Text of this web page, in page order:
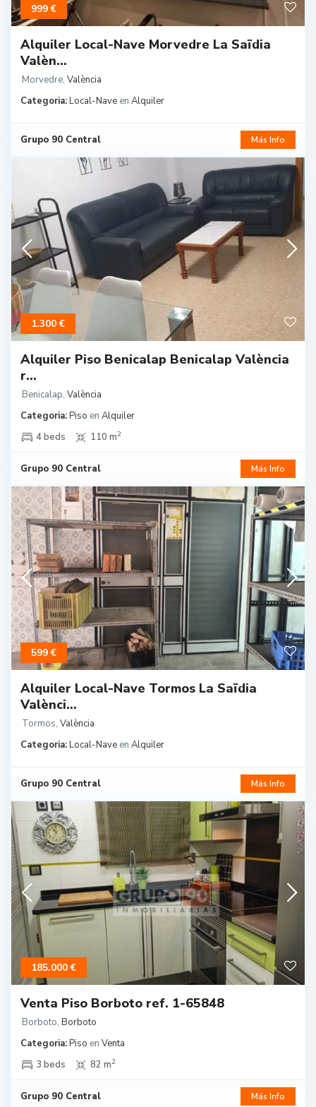
999 €
Alquiler Local-Nave Morvedre La Saïdia
Valèn...
Morvedre, València
Categoria:Local-Nave en Alquiler
Grupo 90 Central Más Info
1.300 €
Alquiler Piso Benicalap Benicalap València
r...
Benicalap, València
Categoria:Piso en Alquiler
4 beds
110 m2
Grupo 90 Central Más Info
599 €
Alquiler Local-Nave Tormos La Saïdia
Valènci...
Tormos, València
Categoria:Local-Nave en Alquiler
Grupo 90 Central Más Info
185.000 €
Venta Piso Borboto ref. 1-65848
Borboto, Borboto
Categoria:Piso en Venta
3 beds
82 m2
Grupo 90 Central Más Info